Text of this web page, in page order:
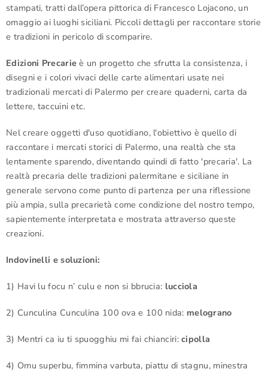
stampati, tratti dall’opera pittorica di Francesco Lojacono, un
omaggio ai luoghi siciliani. Piccoli dettagli per raccontare storie
e tradizioni in pericolo di scomparire.
Edizioni Precarie è un progetto che sfrutta la consistenza, i
disegni e i colori vivaci delle carte alimentari usate nei
tradizionali mercati di Palermo per creare quaderni, carta da
lettere, taccuini etc.
Nel creare oggetti d'uso quotidiano, l'obiettivo è quello di
raccontare i mercati storici di Palermo, una realtà che sta
lentamente sparendo, diventando quindi di fatto 'precaria'. La
realtà precaria delle tradizioni palermitane e siciliane in
generale servono come punto di partenza per una riflessione
più ampia, sulla precarietà come condizione del nostro tempo,
sapientemente interpretata e mostrata attraverso queste
creazioni.
Indovinelli e soluzioni:
1) Havi lu focu n’ culu e non si bbrucia: lucciola
2) Cunculina Cunculina 100 ova e 100 nida: melograno
3) Mentri ca iu ti spuogghiu mi fai chianciri:cipolla
4) Omu superbu, fimmina varbuta, piattu di stagnu, minestra